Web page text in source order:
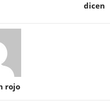
dicen
rojo